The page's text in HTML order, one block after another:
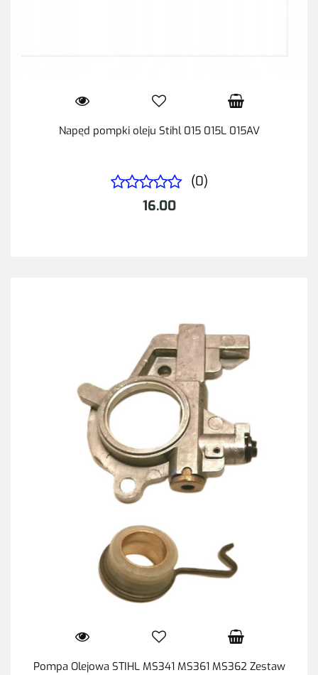
Napęd pompki oleju Stihl 015 015L 015AV
(0)
16.00
Pompa Olejowa STIHL MS341 MS361 MS362 Zestaw